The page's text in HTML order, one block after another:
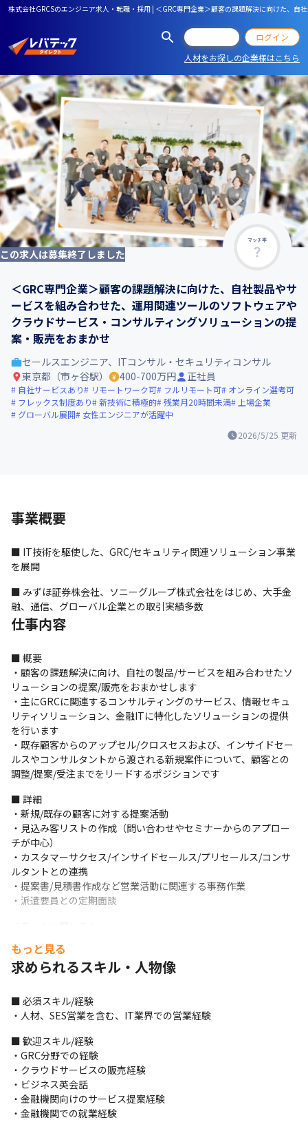
株式会社GRCSのエンジニア求人・転職・採用 | ＜GRC専門企業＞顧客の課題解決に向けた、
ログイン
人材をお探しの企業様はこちら
マッチ率
この求人は募集終了しました
＜GRC専門企業＞顧客の課題解決に向けた、自社製品やサ
ービスを組み合わせた、運用関連ツールのソフトウェアや
クラウドサービス・コンサルティングソリューションの提
案・販売をおまかせ
2026/5/25 更新
セールスエンジニア、ITコンサル・セキュリティコンサル
東京都（市ヶ谷駅）
400-700万円 正社員
自社サービスあり リモートワーク可 フルリモート可
オンライン選考可
フレックス制度あり
新技術に積極的 残業月20時間未満
上場企業
グローバル展開
女性エンジニアが活躍中
事業概要
■ IT技術を駆使した、GRC/セキュリティ関連ソリューション事業
を展開
■ みずほ証券株会社、ソニーグループ株式会社をはじめ、大手金
融、通信、グローバル企業との取引実績多数
仕事内容
■ 概要
・顧客の課題解決に向け、自社の製品/サービスを組み合わせたソ
リューションの提案/販売をおまかせします
・主にGRCに関連するコンサルティングのサービス、情報セキュ
リティソリューション、金融ITに特化したソリューションの提供
を行います
・既存顧客からのアップセル/クロスセスおよび、インサイドセー
ルスやコンサルタントから渡される新規案件について、顧客との
調整/提案/受注までをリードするポジションです
■ 詳細
・新規/既存の顧客に対する提案活動
・見込み客リストの作成（問い合わせやセミナーからのアプロー
チが中心）
・カスタマーサクセス/インサイドセールス/プリセールス/コンサ
ルタントとの連携
・提案書/見積書作成など営業活動に関連する事務作業
・派遣要員との定期面談
・社内のコミュニケーションツールとしてGoogle Chatを使用し
ています
＜案件に関して＞
・大手金融、通信、グローバル企業を中心としたプロジェクトに
携わります
・直請け案件は7割以上、創業当初からお付き合いがある会社も多
数あります
・案件を獲得するマネージャーと面談を実施し、志向や希望に合
わせ配属先を決定します
・参画期間は1年が平均ですが、2～3年を超える場合は適宜ローテ
もっと見る
求められるスキル・人物像
■ 必須スキル/経験
・人材、SES営業を含む、IT業界での営業経験
■ 歓迎スキル/経験
・GRC分野での経験
・クラウドサービスの販売経験
・ビジネス英会話
・金融機関向けのサービス提案経験
・金融機関での就業経験